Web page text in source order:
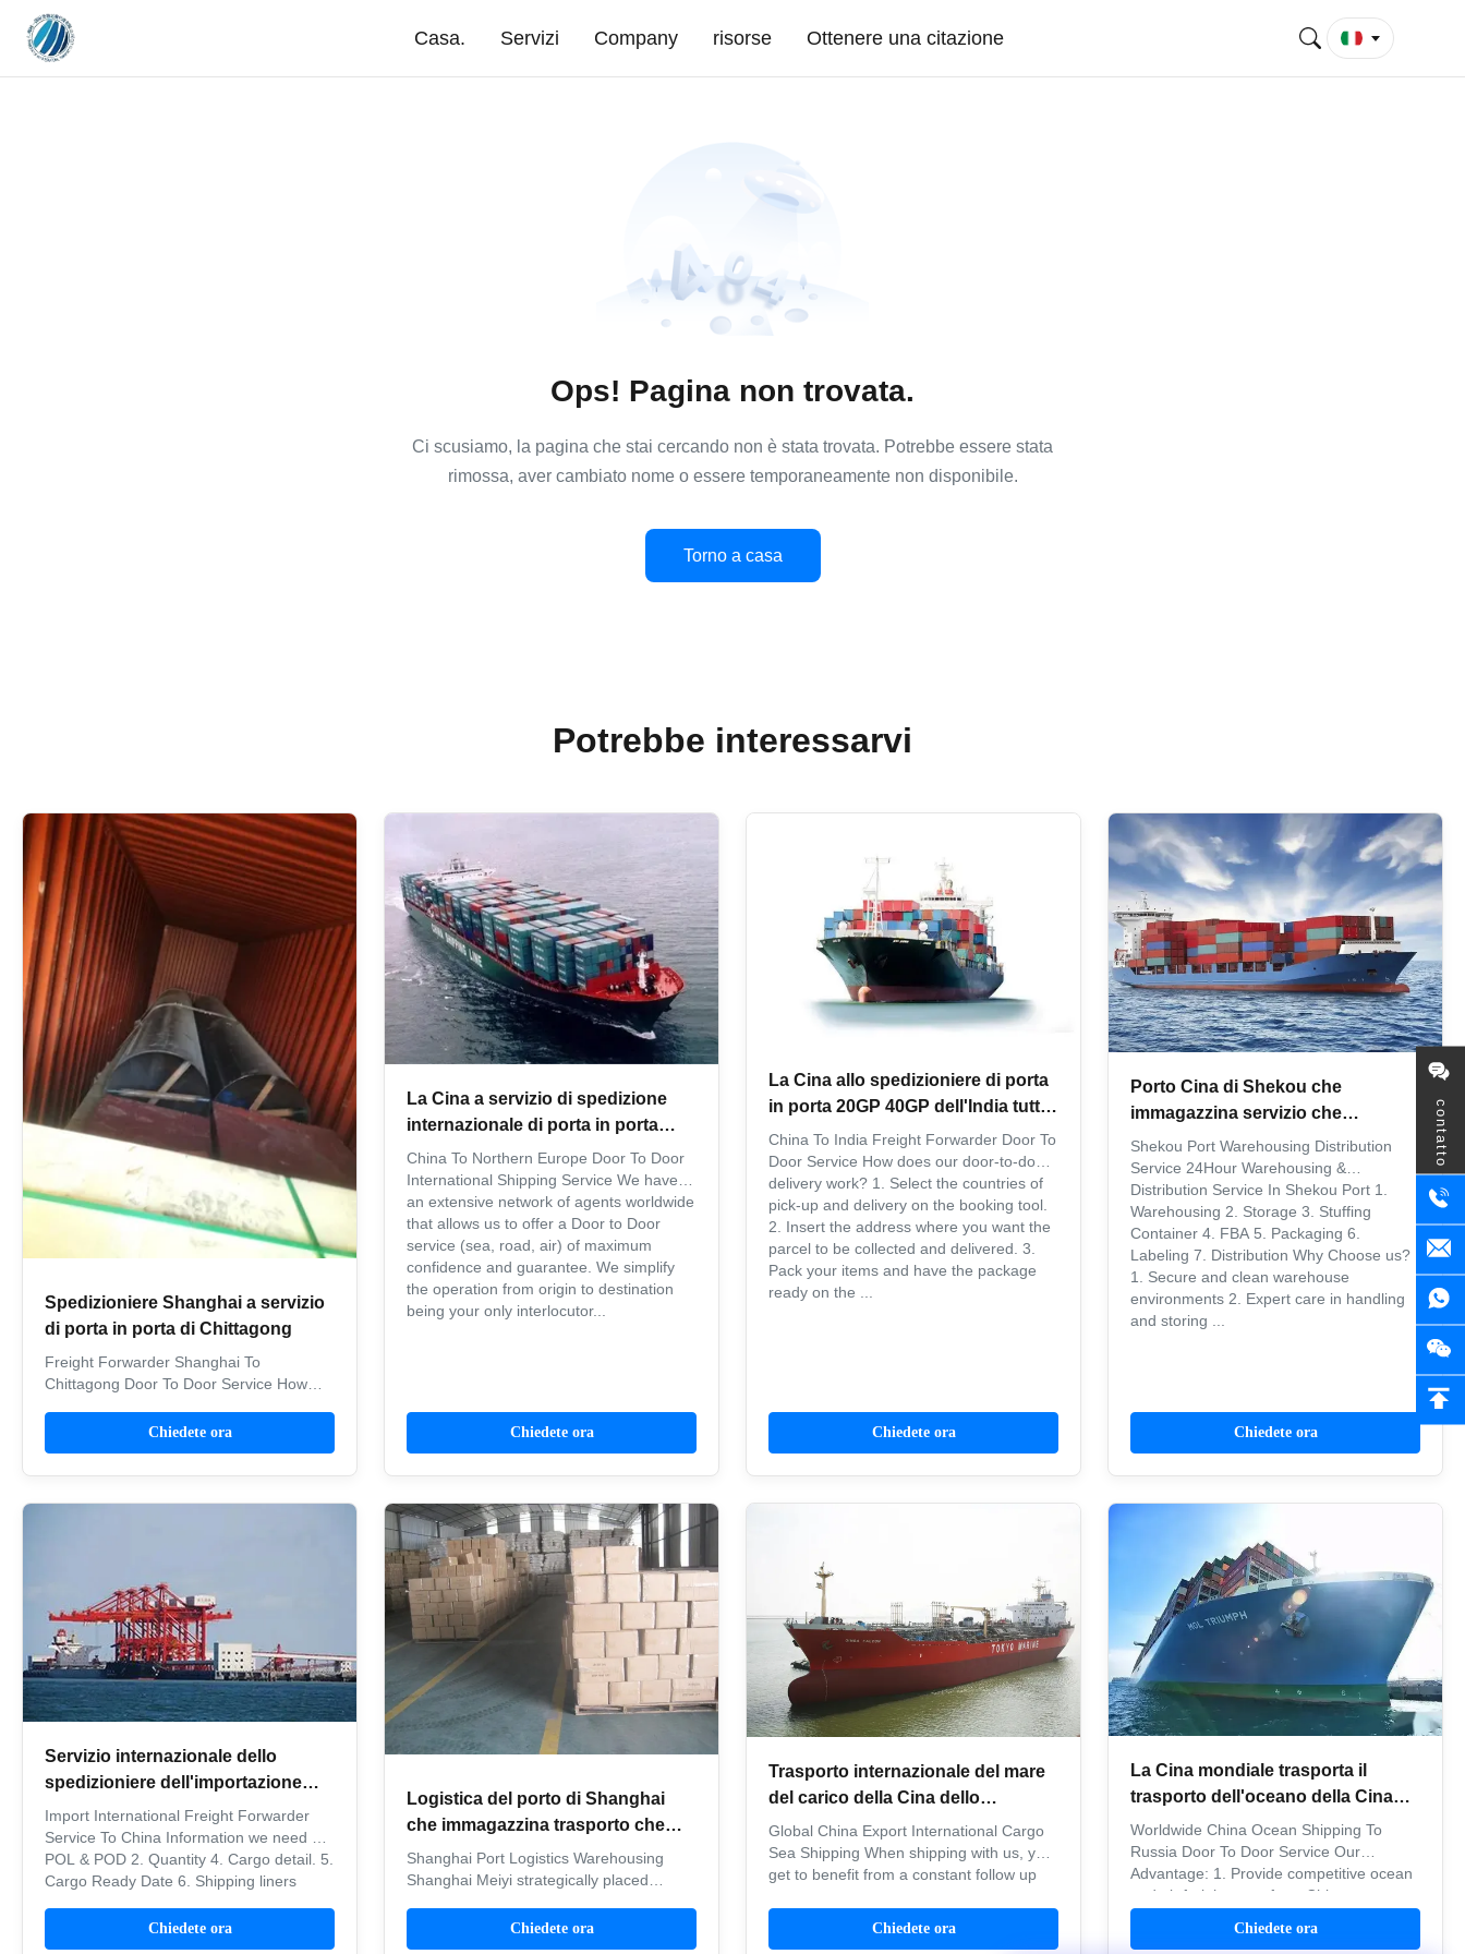
contatto
Casa. Servizi Company risorse Ottenere una citazione
Ops! Pagina non trovata.
Ci scusiamo, la pagina che stai cercando non è stata trovata. Potrebbe essere stata
rimossa, aver cambiato nome o essere temporaneamente non disponibile.
Torno a casa
Potrebbe interessarvi
Spedizioniere Shanghai a servizio
di porta in porta di Chittagong
Freight Forwarder Shanghai To
Chittagong Door To Door Service How
Insert the address where you want the
cargo to be collected and delivered. 2.
Pack your items and have the package
Chiedete ora
La Cina a servizio di spedizione
internazionale di porta in porta
dello spedizioniere dell'Europa
settentrionale
China To Northern Europe Door To Door
International Shipping Service We have
an extensive network of agents worldwide
that allows us to offer a Door to Door
service (sea, road, air) of maximum
confidence and guarantee. We simplify
the operation from origin to destination
being your only interlocutor...
Chiedete ora
La Cina allo spedizioniere di porta
in porta 20GP 40GP dell'India tutto
il giorno
China To India Freight Forwarder Door To
Door Service How does our door-to-door
delivery work? 1. Select the countries of
pick-up and delivery on the booking tool.
2. Insert the address where you want the
parcel to be collected and delivered. 3.
Pack your items and have the package
ready on the ...
Chiedete ora
Porto Cina di Shekou che
immagazzina servizio che
immagazzina servizio di
distribuzione 24 ore
Shekou Port Warehousing Distribution
Service 24Hour Warehousing &
Distribution Service In Shekou Port 1.
Warehousing 2. Storage 3. Stuffing
Container 4. FBA 5. Packaging 6.
Labeling 7. Distribution Why Choose us?
1. Secure and clean warehouse
environments 2. Expert care in handling
and storing ...
Chiedete ora
Servizio internazionale dello
spedizioniere dell'importazione
dell'esportazione dello
spedizioniere in Cina
Import International Freight Forwarder
Service To China Information we need 1.
POL & POD 2. Quantity 4. Cargo detail. 5.
Cargo Ready Date 6. Shipping liners
controls, as unit loads are sealed. 2.
Lower chance of theft or loss. 3. Lower
Chiedete ora
Logistica del porto di Shanghai
che immagazzina trasporto che
immagazzina CATENA
DELL'OROLOGIO/EXW/CIF
Shanghai Port Logistics Warehousing
Shanghai Meiyi strategically placed
Unitd States will ease your constantly
changing customer expectations,
Chiedete ora
Trasporto internazionale del mare
del carico della Cina dello
spedizioniere dell'importazione
globale dell'esportazione
Global China Export International Cargo
Sea Shipping When shipping with us, you
get to benefit from a constant follow up
Chiedete ora
La Cina mondiale trasporta il
trasporto dell'oceano della Cina
del trasporto in Russia di porta in
porta
Worldwide China Ocean Shipping To
Russia Door To Door Service Our
Advantage: 1. Provide competitive ocean
and air freight rates from China to
worldwide. 2. Charge shippers a
competitive local fee under FOB terms to
Chiedete ora